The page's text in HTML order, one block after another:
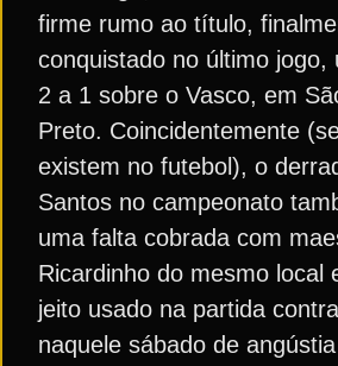
firme rumo ao título,
conquistado no último jogo,
2 a 1 sobre o Vasco, em
Preto. Coincidentemente
existem no futebol), o
Santos no campeonato
uma falta cobrada com
Ricardinho do mesmo local
jeito usado na partida
naquele sábado de